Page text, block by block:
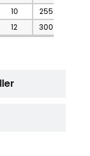
(min)
10 255
12 300